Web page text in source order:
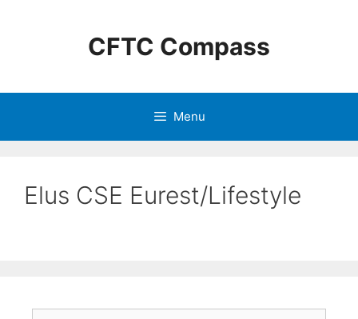
CFTC Compass
Menu
Elus CSE Eurest/Lifestyle